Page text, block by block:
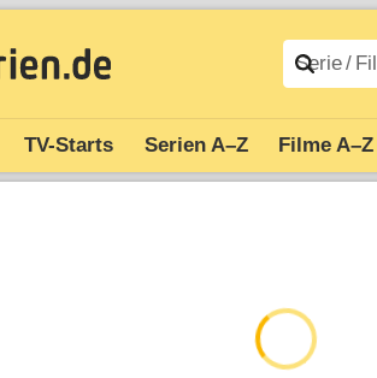
TV-Starts Serien A–Z Filme A–Z